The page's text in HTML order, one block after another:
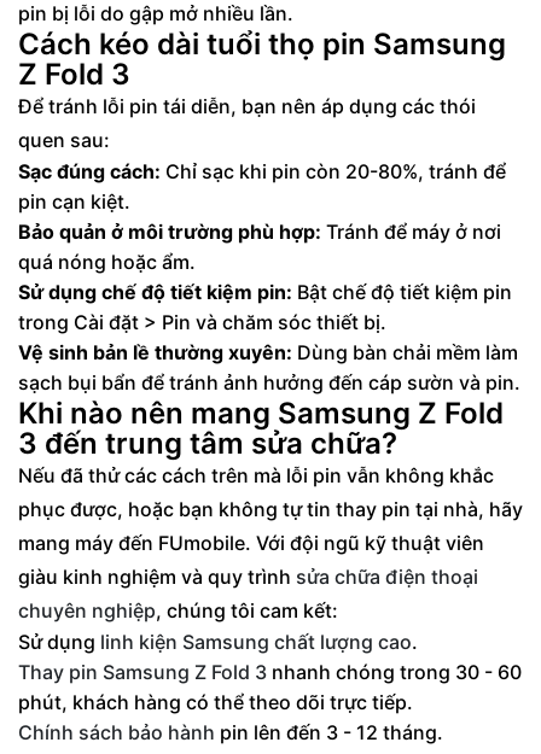
pin bị lỗi do gập mở nhiều lần.
Cách kéo dài tuổi thọ pin Samsung
Z Fold 3
Để tránh lỗi pin tái diễn, bạn nên áp dụng các thói
quen sau:
Sạc đúng cách: Chỉ sạc khi pin còn 20-80%, tránh để
pin cạn kiệt.
Bảo quản ở môi trường phù hợp: Tránh để máy ở nơi
quá nóng hoặc ẩm.
Sử dụng chế độ tiết kiệm pin: Bật chế độ tiết kiệm pin
trong Cài đặt > Pin và chăm sóc thiết bị.
Vệ sinh bản lề thường xuyên: Dùng bàn chải mềm làm
sạch bụi bẩn để tránh ảnh hưởng đến cáp sườn và pin.
Khi nào nên mang Samsung Z Fold
3 đến trung tâm sửa chữa?
Nếu đã thử các cách trên mà lỗi pin vẫn không khắc
phục được, hoặc bạn không tự tin thay pin tại nhà, hãy
mang máy đến FUmobile. Với đội ngũ kỹ thuật viên
giàu kinh nghiệm và quy trình sửa chữa điện thoại
chuyên nghiệp, chúng tôi cam kết:
Sử dụng linh kiện Samsung chất lượng cao.
Thay pin Samsung Z Fold 3 nhanh chóng trong 30 - 60
phút, khách hàng có thể theo dõi trực tiếp.
Chính sách bảo hành pin lên đến 3 - 12 tháng.